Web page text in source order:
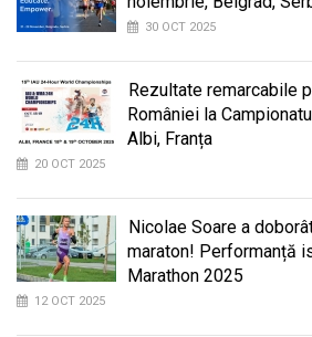
30 OCT 2025
Rezultate remarcabile
României la
Albi, Franța
20 OCT 2025
Nicolae Soare a
maraton! Performanță
Marathon 2025
12 OCT 2025